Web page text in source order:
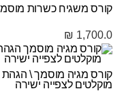
קורס משגיח כשרות
1,700.0
₪
קורס מגיה מוסמך \ הגהת
מוקלטים לצפייה ישירה